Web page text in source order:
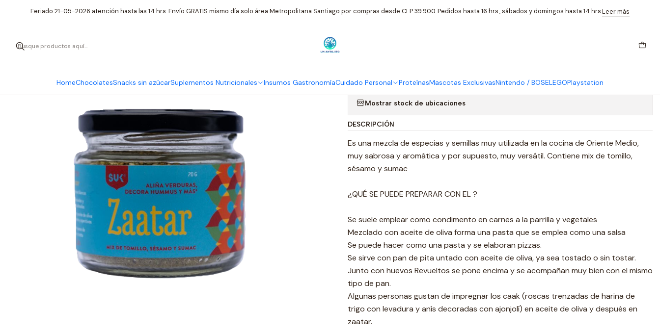
HomeChocolatesSnacks sin azúcarSuplementos Nutricionales Insumos GastronomíaCuidado Personal ProteínasMascotas ExclusivasNintendo / BOSELEGOPlaystation
Feriado 21-05-2026 atención hasta las 14 hrs. Envío GRATIS mismo día solo área Metropolitana Santiago por compras desde CLP 39.900. Pedidos hasta 16 hrs., sábados y domingos hasta 14 hrs.Leer más
Inicio Insumos Gastronomía Suk Zaatar Mix Especias Tomillo Sésamo Y Sumac 70 Grs
Suk Zaatar Mix Especias Tomillo Sésamo Y
Mostrar stock de ubicaciones
DESCRIPCIÓN
Es una mezcla de especias y semillas muy utilizada en la cocina de Oriente Medio,
muy sabrosa y aromática y por supuesto, muy versátil. Contiene mix de tomillo,
sésamo y sumac
¿QUÉ SE PUEDE PREPARAR CON EL ?
Se suele emplear como condimento en carnes a la parrilla y vegetales
Mezclado con aceite de oliva forma una pasta que se emplea como una salsa
Se puede hacer como una pasta y se elaboran pizzas.
Se sirve con pan de pita untado con aceite de oliva, ya sea tostado o sin tostar.
Junto con huevos Revueltos se pone encima y se acompañan muy bien con el mismo
tipo de pan.
Algunas personas gustan de impregnar los caak (roscas trenzadas de harina de
trigo con levadura y anís decoradas con ajonjolí) en aceite de oliva y después en
zaatar.